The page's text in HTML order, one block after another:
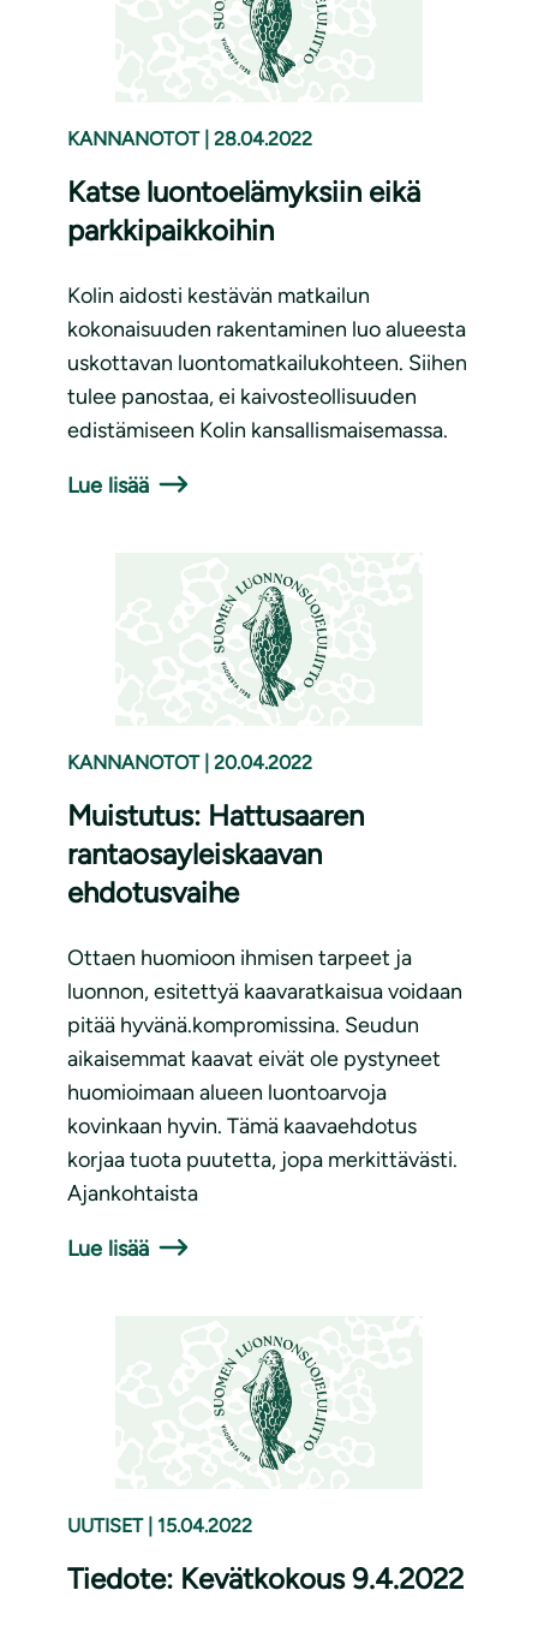
KANNANOTOT 28.04.2022
Katse luontoelämyksiin eikä
parkkipaikkoihin
Kolin aidosti kestävän matkailun
kokonaisuuden rakentaminen luo alueesta
uskottavan luontomatkailukohteen. Siihen
tulee panostaa, ei kaivosteollisuuden
edistämiseen Kolin kansallismaisemassa.
Lue lisää
KANNANOTOT 20.04.2022
Muistutus: Hattusaaren
rantaosayleiskaavan
ehdotusvaihe
Ottaen huomioon ihmisen tarpeet ja
luonnon, esitettyä kaavaratkaisua voidaan
pitää hyvänä.kompromissina. Seudun
aikaisemmat kaavat eivät ole pystyneet
huomioimaan alueen luontoarvoja
kovinkaan hyvin. Tämä kaavaehdotus
korjaa tuota puutetta, jopa merkittävästi.
Ajankohtaista
Lue lisää
UUTISET 15.04.2022
Tiedote: Kevätkokous 9.4.2022